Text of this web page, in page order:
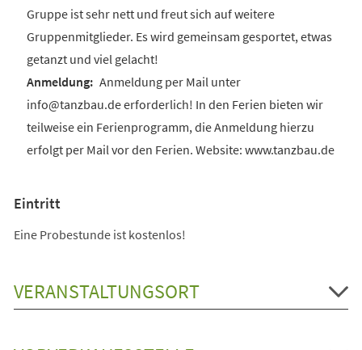
Gruppe ist sehr nett und freut sich auf weitere
Gruppenmitglieder. Es wird gemeinsam gesportet, etwas
getanzt und viel gelacht!
Anmeldung per Mail unter
info@tanzbau.de erforderlich! In den Ferien bieten wir
teilweise ein Ferienprogramm, die Anmeldung hierzu
erfolgt per Mail vor den Ferien. Website: www.tanzbau.de
Eintritt
Eine Probestunde ist kostenlos!
VERANSTALTUNGSORT